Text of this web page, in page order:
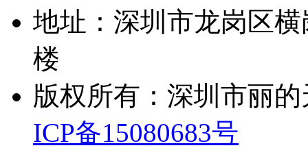
地址：深圳市龙岗区
楼
版权所有：深圳市丽
ICP备15080683号